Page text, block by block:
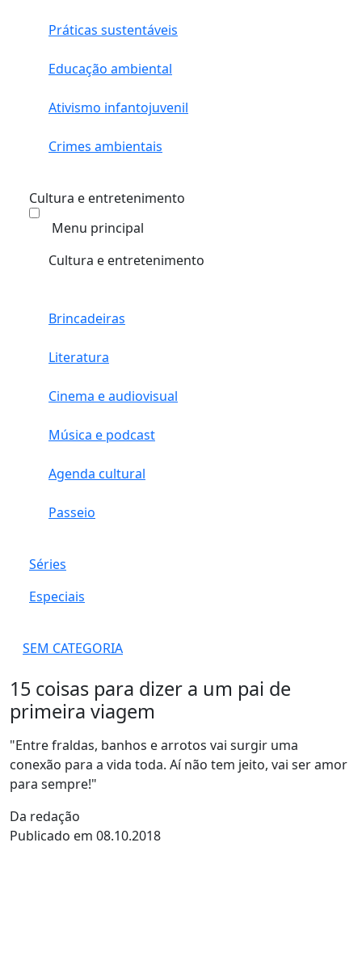
Práticas sustentáveis
Educação ambiental
Ativismo infantojuvenil
Crimes ambientais
Cultura e entretenimento
Menu principal
Cultura e entretenimento
Brincadeiras
Literatura
Cinema e audiovisual
Música e podcast
Agenda cultural
Passeio
Séries
Especiais
SEM CATEGORIA
15 coisas para dizer a um pai de
primeira viagem
"Entre fraldas, banhos e arrotos vai surgir uma
conexão para a vida toda. Aí não tem jeito, vai ser amor
para sempre!"
Da redação
Publicado em 08.10.2018